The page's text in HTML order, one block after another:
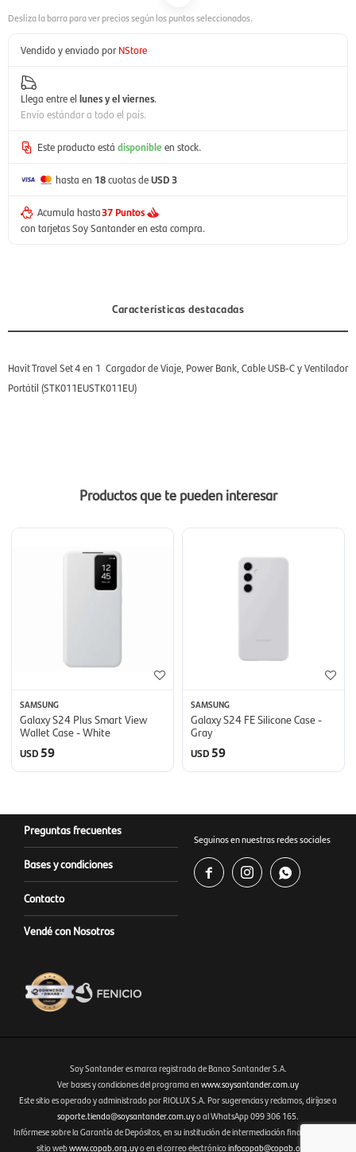
Vendido y enviado por NStore
Llega entre el lunes y el viernes.
Envío estándar a todo el país.
Este producto está disponible en stock.
hasta en 18cuotas deUSD 3
Acumula hasta37 Puntos
con tarjetas Soy Santander en esta compra.
Características destacadas
Havit Travel Set 4 en 1  Cargador de Viaje, Power Bank, Cable USB-C y Ventilador
Portátil (STK011EUSTK011EU)
Productos que te pueden interesar
SAMSUNG
Galaxy S24 Plus Smart View
Wallet Case - White
USD 59
SAMSUNG
Galaxy S24 FE Silicone Case -
Gray
USD 59
Preguntas frecuentes
Bases y condiciones
Contacto
Vendé con Nosotros
Seguinos en nuestras redes sociales
  
Fenicio eCommerce Uruguay
Soy Santander es marca registrada de Banco Santander S.A.
Ver bases y condiciones del programa en www.soysantander.com.uy
Este sitio es operado y administrado por RIOLUX S.A. Por sugerencias y reclamos, diríjase a
soporte.tienda@soysantander.com.uyo al WhatsApp 099 306 165.
Infórmese sobre la Garantía de Depósitos, en su institución de intermediación financiera, en el
sitio webwww.copab.org.uyo en el correo electrónicoinfocopab@copab.org.uy